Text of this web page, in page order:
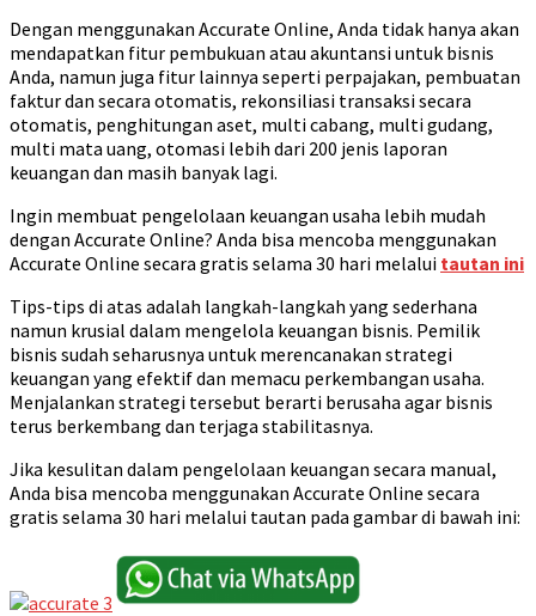
Dengan menggunakan Accurate Online, Anda tidak hanya akan
mendapatkan fitur pembukuan atau akuntansi untuk bisnis
Anda, namun juga fitur lainnya seperti perpajakan, pembuatan
faktur dan secara otomatis, rekonsiliasi transaksi secara
otomatis, penghitungan aset, multi cabang, multi gudang,
multi mata uang, otomasi lebih dari 200 jenis laporan
keuangan dan masih banyak lagi.
Ingin membuat pengelolaan keuangan usaha lebih mudah
dengan Accurate Online? Anda bisa mencoba menggunakan
Accurate Online secara gratis selama 30 hari melalui tautan ini
Tips-tips di atas adalah langkah-langkah yang sederhana
namun krusial dalam mengelola keuangan bisnis. Pemilik
bisnis sudah seharusnya untuk merencanakan strategi
keuangan yang efektif dan memacu perkembangan usaha.
Menjalankan strategi tersebut berarti berusaha agar bisnis
terus berkembang dan terjaga stabilitasnya.
Jika kesulitan dalam pengelolaan keuangan secara manual,
Anda bisa mencoba menggunakan Accurate Online secara
gratis selama 30 hari melalui tautan pada gambar di bawah ini: